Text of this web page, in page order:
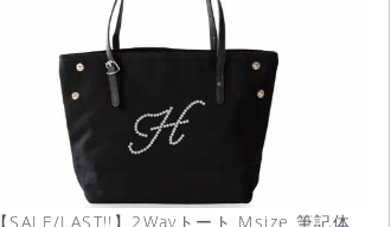
【SALE/LAST!!】2Wayトート Msize 筆記体